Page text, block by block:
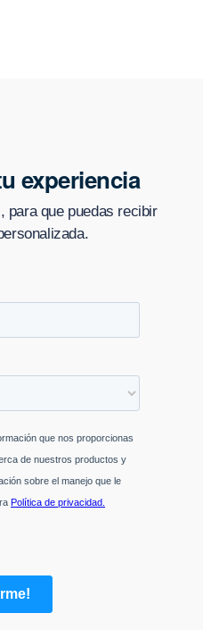
experiencia
para que puedas recibir